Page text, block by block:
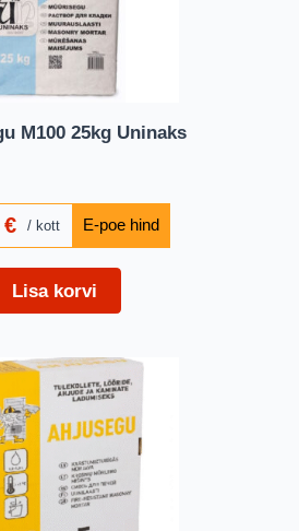
M100 25kg Uninaks
€ kott
Lisa korvi